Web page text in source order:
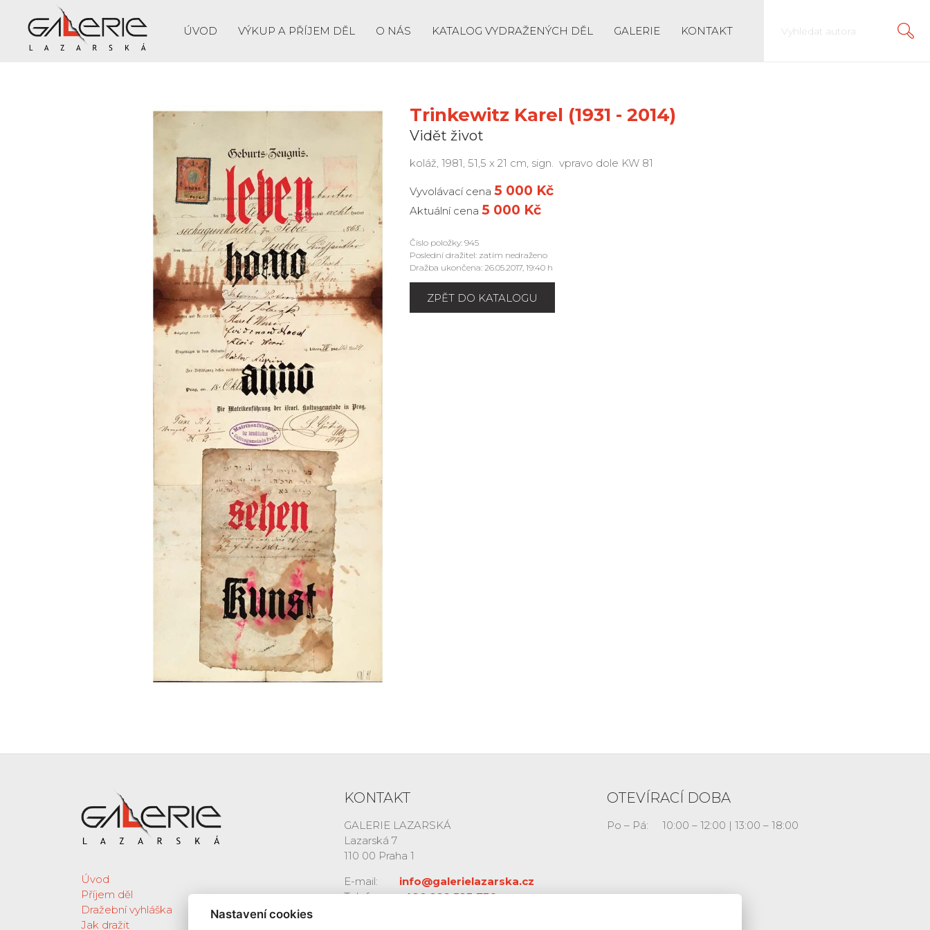
ÚVOD VÝKUP A PŘÍJEM DĚL O NÁS KATALOG VYDRAŽENÝCH DĚL GALERIE KONTAKT
Trinkewitz Karel (1931 - 2014)
Vidět život
koláž, 1981, 51,5 x 21 cm, sign. vpravo dole KW 81
Vyvolávací cena 5 000 Kč
Aktuální cena 5 000 Kč
Číslo položky: 945
Poslední dražitel: zatím nedraženo
Dražba ukončena: 26.05.2017, 19:40 h
ZPĚT DO KATALOGU
Úvod
Příjem děl
Dražební vyhláška
Jak dražit
KONTAKT
GALERIE LAZARSKÁ
Lazarská 7
110 00 Praha 1
E-mail:
info@galerielazarska.cz
Telefon:
+420 222 523 739
OTEVÍRACÍ DOBA
Po – Pá: 10:00 – 12:00 | 13:00 – 18:00
Nastavení cookies